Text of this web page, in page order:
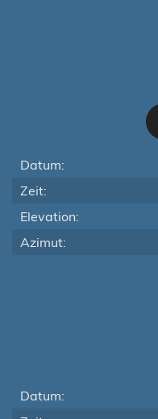
Datum:
Zeit:
Elevation:
Azimut:
Datum: